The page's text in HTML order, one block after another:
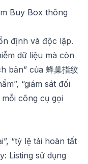
Buy Box thông
định và độc lập.
dữ liệu mà còn
bản” của 蜂巢指纹
“giám sát đối
công cụ gọi
“tỷ lệ tải hoàn tất
Listing sử dụng